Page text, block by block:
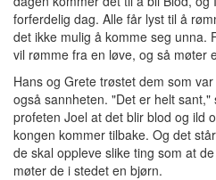
forferdelig dag. Alle får lyst til å
det ikke mulig å komme seg unna.
vil rømme fra en løve, og så møter
Hans og Grete trøstet dem som
også sannheten. "Det er helt
profeten Joel at det blir blod og ild
kongen kommer tilbake. Og det
de skal oppleve slike ting som at
møter de i stedet en bjørn.